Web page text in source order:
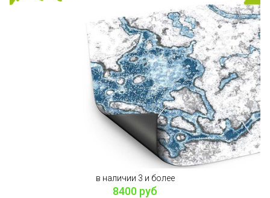
в наличии 3 и более
8400 руб